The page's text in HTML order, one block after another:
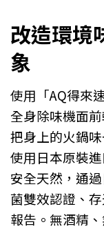
改造環境
象
使用「AQ得來
全身除味機面
把身上的火鍋
使用日本原裝
安全天然，通
菌雙效認證、
報告。無酒精